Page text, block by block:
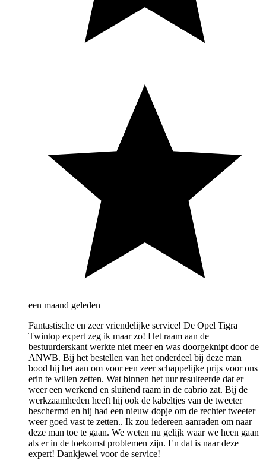
een maand geleden
Fantastische en zeer vriendelijke service! De Opel Tigra
Twintop expert zeg ik maar zo! Het raam aan de
bestuurderskant werkte niet meer en was doorgeknipt door de
ANWB. Bij het bestellen van het onderdeel bij deze man
bood hij het aan om voor een zeer schappelijke prijs voor ons
erin te willen zetten. Wat binnen het uur resulteerde dat er
weer een werkend en sluitend raam in de cabrio zat. Bij de
werkzaamheden heeft hij ook de kabeltjes van de tweeter
beschermd en hij had een nieuw dopje om de rechter tweeter
weer goed vast te zetten.. Ik zou iedereen aanraden om naar
deze man toe te gaan. We weten nu gelijk waar we heen gaan
als er in de toekomst problemen zijn. En dat is naar deze
expert! Dankjewel voor de service!